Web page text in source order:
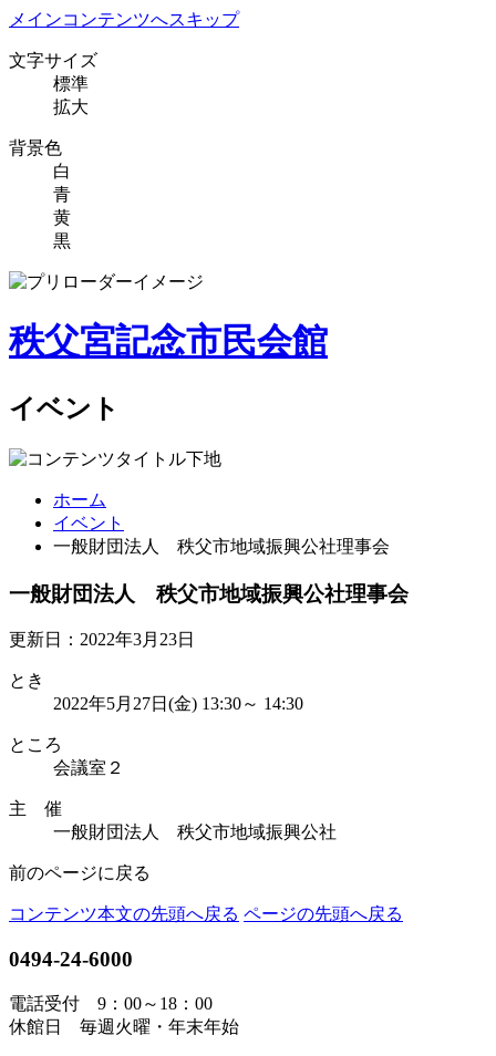
メインコンテンツへスキップ
文字サイズ
標準
拡大
背景色
白
青
黄
黒
秩父宮記念市民会館
イベント
ホーム
イベント
一般財団法人 秩父市地域振興公社理事会
一般財団法人 秩父市地域振興公社理事会
更新日：2022年3月23日
とき
2022年5月27日(金) 13:30～ 14:30
ところ
会議室２
主 催
一般財団法人 秩父市地域振興公社
前のページに戻る
コンテンツ本文の先頭へ戻る ページの先頭へ戻る
0494-24-6000
電話受付 9：00～18：00
休館日 毎週火曜・年末年始